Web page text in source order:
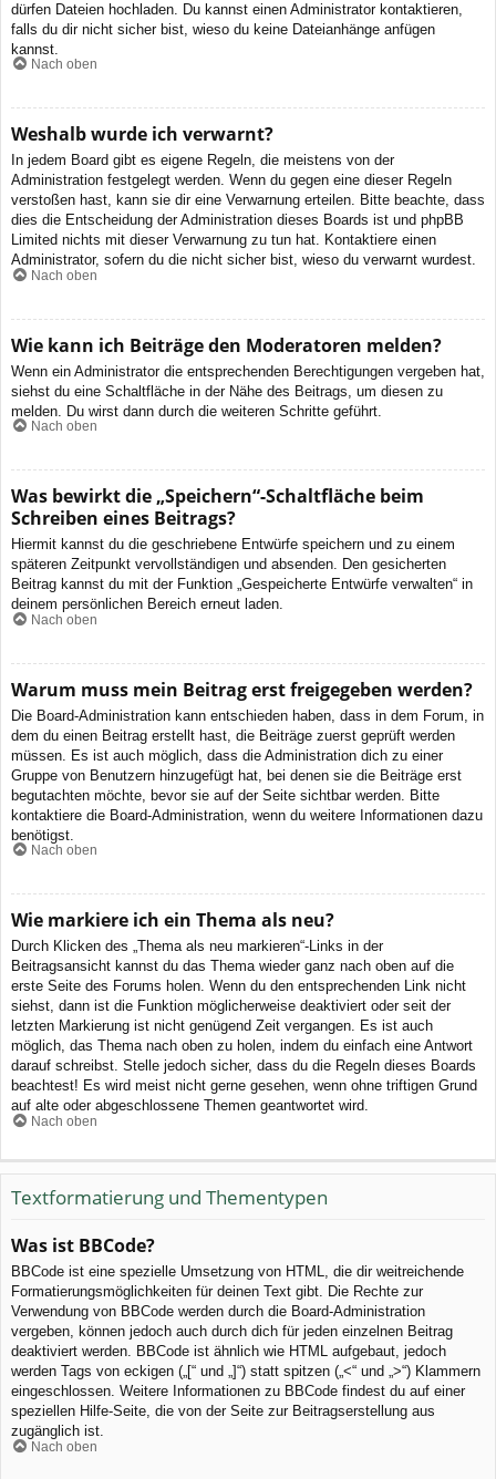
dürfen Dateien hochladen. Du kannst einen Administrator kontaktieren,
falls du dir nicht sicher bist, wieso du keine Dateianhänge anfügen
kannst.
Nach oben
Weshalb wurde ich verwarnt?
In jedem Board gibt es eigene Regeln, die meistens von der
Administration festgelegt werden. Wenn du gegen eine dieser Regeln
verstoßen hast, kann sie dir eine Verwarnung erteilen. Bitte beachte, dass
dies die Entscheidung der Administration dieses Boards ist und phpBB
Limited nichts mit dieser Verwarnung zu tun hat. Kontaktiere einen
Administrator, sofern du die nicht sicher bist, wieso du verwarnt wurdest.
Nach oben
Wie kann ich Beiträge den Moderatoren melden?
Wenn ein Administrator die entsprechenden Berechtigungen vergeben hat,
siehst du eine Schaltfläche in der Nähe des Beitrags, um diesen zu
melden. Du wirst dann durch die weiteren Schritte geführt.
Nach oben
Was bewirkt die „Speichern“-Schaltfläche beim
Schreiben eines Beitrags?
Hiermit kannst du die geschriebene Entwürfe speichern und zu einem
späteren Zeitpunkt vervollständigen und absenden. Den gesicherten
Beitrag kannst du mit der Funktion „Gespeicherte Entwürfe verwalten“ in
deinem persönlichen Bereich erneut laden.
Nach oben
Warum muss mein Beitrag erst freigegeben werden?
Die Board-Administration kann entschieden haben, dass in dem Forum, in
dem du einen Beitrag erstellt hast, die Beiträge zuerst geprüft werden
müssen. Es ist auch möglich, dass die Administration dich zu einer
Gruppe von Benutzern hinzugefügt hat, bei denen sie die Beiträge erst
begutachten möchte, bevor sie auf der Seite sichtbar werden. Bitte
kontaktiere die Board-Administration, wenn du weitere Informationen dazu
benötigst.
Nach oben
Wie markiere ich ein Thema als neu?
Durch Klicken des „Thema als neu markieren“-Links in der
Beitragsansicht kannst du das Thema wieder ganz nach oben auf die
erste Seite des Forums holen. Wenn du den entsprechenden Link nicht
siehst, dann ist die Funktion möglicherweise deaktiviert oder seit der
letzten Markierung ist nicht genügend Zeit vergangen. Es ist auch
möglich, das Thema nach oben zu holen, indem du einfach eine Antwort
darauf schreibst. Stelle jedoch sicher, dass du die Regeln dieses Boards
beachtest! Es wird meist nicht gerne gesehen, wenn ohne triftigen Grund
auf alte oder abgeschlossene Themen geantwortet wird.
Nach oben
Textformatierung und Thementypen
Was ist BBCode?
BBCode ist eine spezielle Umsetzung von HTML, die dir weitreichende
Formatierungsmöglichkeiten für deinen Text gibt. Die Rechte zur
Verwendung von BBCode werden durch die Board-Administration
vergeben, können jedoch auch durch dich für jeden einzelnen Beitrag
deaktiviert werden. BBCode ist ähnlich wie HTML aufgebaut, jedoch
werden Tags von eckigen („[“ und „]“) statt spitzen („<“ und „>“) Klammern
eingeschlossen. Weitere Informationen zu BBCode findest du auf einer
speziellen Hilfe-Seite, die von der Seite zur Beitragserstellung aus
zugänglich ist.
Nach oben